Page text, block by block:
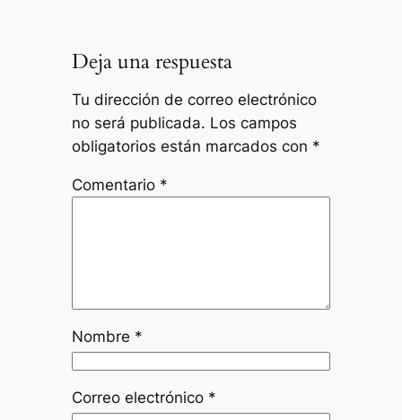
Deja una respuesta
Tu dirección de correo electrónico
no será publicada. Los campos
obligatorios están marcados con *
Comentario *
Nombre *
Correo electrónico *